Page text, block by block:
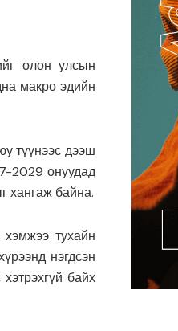
олон улсын
макро эдийн
түүнээс дээш
2029 онуудад
хангаж байна.
хэмжээ тухайн
нэгдсэн
байх